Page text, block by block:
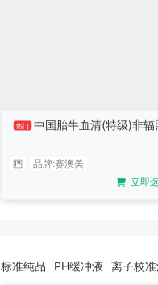
热门 中国胎牛血清(特级)非辐
品牌:赛澳美
立即
标准纯品 PH缓冲液 离子校